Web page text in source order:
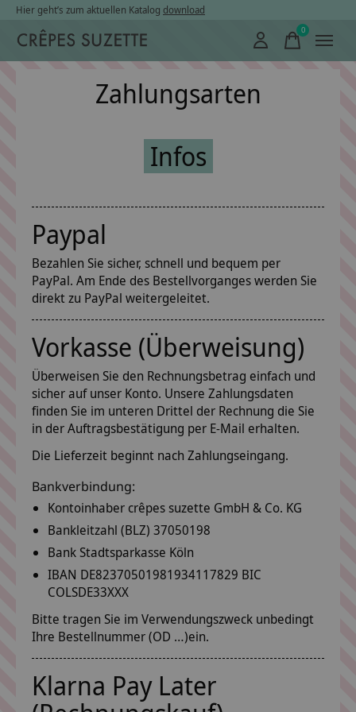
Hier geht’s zum aktuellen Katalog download
0items
Zahlungsarten
Infos
Paypal
Bezahlen Sie sicher, schnell und bequem per
PayPal. Am Ende des Bestellvorganges werden Sie
direkt zu PayPal weitergeleitet.
Vorkasse (Überweisung)
Überweisen Sie den Rechnungsbetrag einfach und
sicher auf unser Konto. Unsere Zahlungsdaten
finden Sie im unteren Drittel der Rechnung die Sie
in der Auftragsbestätigung per E-Mail erhalten.
Die Lieferzeit beginnt nach Zahlungseingang.
Bankverbindung:
Kontoinhaber crêpes suzette GmbH & Co. KG
Bankleitzahl (BLZ) 37050198
Bank Stadtsparkasse Köln
IBAN DE82370501981934117829 BIC
COLSDE33XXX
Bitte tragen Sie im Verwendungszweck unbedingt
Ihre Bestellnummer (OD …)ein.
Klarna Pay Later